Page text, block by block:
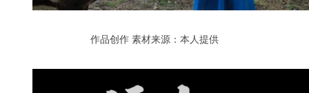
作品创作 素材来源：本人提供